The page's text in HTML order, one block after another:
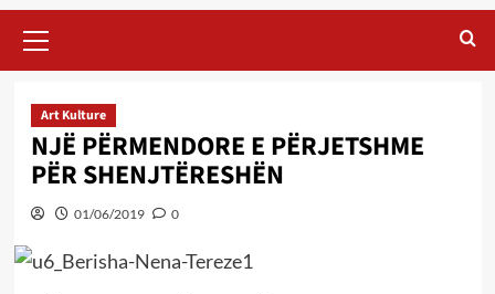
Menu
Art Kulture
NJË PËRMENDORE E PËRJETSHME
PËR SHENJTËRESHËN
01/06/2019 0